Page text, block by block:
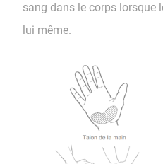
sang dans le corps
lui même.